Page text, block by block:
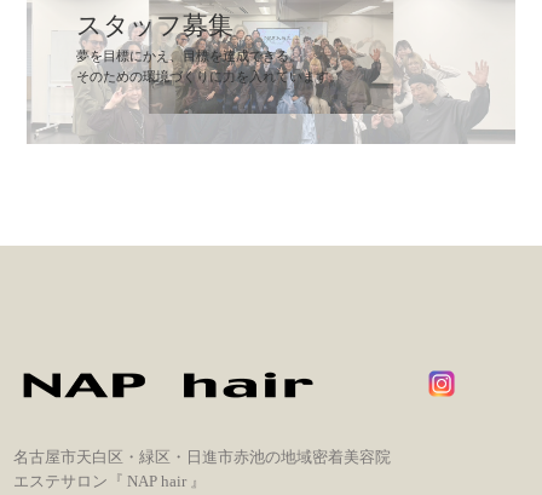
スタッフ募集
夢を目標にかえ、目標を達成できる。
そのための環境づくりに力を入れています。
名古屋市天白区・緑区・日進市赤池の地域密着美容院
エステサロン『 NAP hair 』